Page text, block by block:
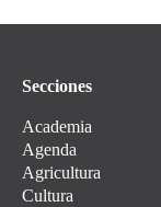
Secciones
Academia
Agenda
Agricultura
Cultura